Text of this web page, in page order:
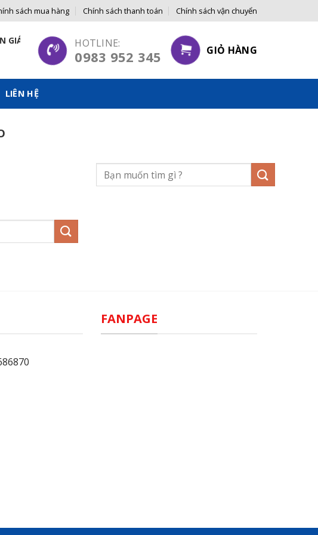
sách mua hàng Chính sách thanh toán Chính sách vận chuyển
GỐC ĐẾN TAY NGƯỜI TIÊU DÙNG
HOTLINE:
0983 952 345 GIỎ HÀNG
LIÊN HỆ
FANPAGE